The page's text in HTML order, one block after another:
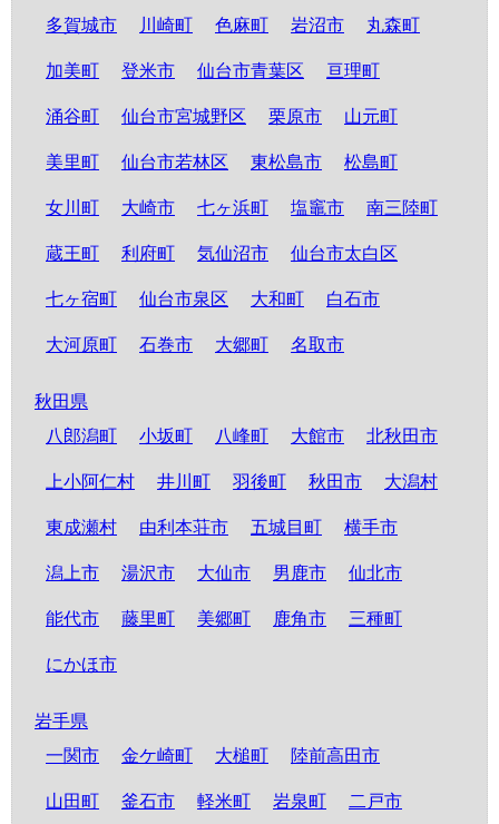
多賀城市 川崎町 色麻町 岩沼市 丸森町
加美町 登米市 仙台市青葉区 亘理町
涌谷町 仙台市宮城野区 栗原市 山元町
美里町 仙台市若林区 東松島市 松島町
女川町 大崎市 七ヶ浜町 塩竈市 南三陸町
蔵王町 利府町 気仙沼市 仙台市太白区
七ヶ宿町 仙台市泉区 大和町 白石市
大河原町 石巻市 大郷町 名取市
秋田県
八郎潟町
小坂町 八峰町 大館市 北秋田市
上小阿仁村 井川町 羽後町 秋田市 大潟村
東成瀬村 由利本荘市 五城目町 横手市
潟上市 湯沢市 大仙市 男鹿市 仙北市
能代市 藤里町 美郷町 鹿角市 三種町
にかほ市
岩手県
一関市
金ケ崎町 大槌町 陸前高田市
山田町 釜石市 軽米町 岩泉町 二戸市